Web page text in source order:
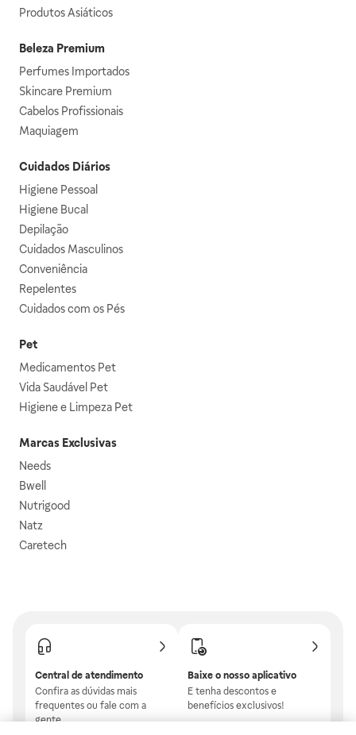
Produtos Asiáticos
Beleza Premium
Perfumes Importados
Skincare Premium
Cabelos Profissionais
Maquiagem
Cuidados Diários
Higiene Pessoal
Higiene Bucal
Depilação
Cuidados Masculinos
Conveniência
Repelentes
Cuidados com os Pés
Pet
Medicamentos Pet
Vida Saudável Pet
Higiene e Limpeza Pet
Marcas Exclusivas
Needs
Bwell
Nutrigood
Natz
Caretech
Central de atendimento
Confira as dúvidas mais
frequentes ou fale com a
gente.
Baixe o nosso aplicativo
E tenha descontos e
benefícios exclusivos!